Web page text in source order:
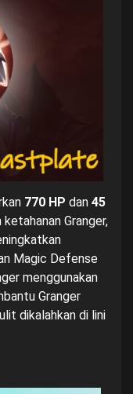
770 HP dan 45
ketahanan Granger,
Magic Defense
menggunakan
Granger
dikalahkan di lini